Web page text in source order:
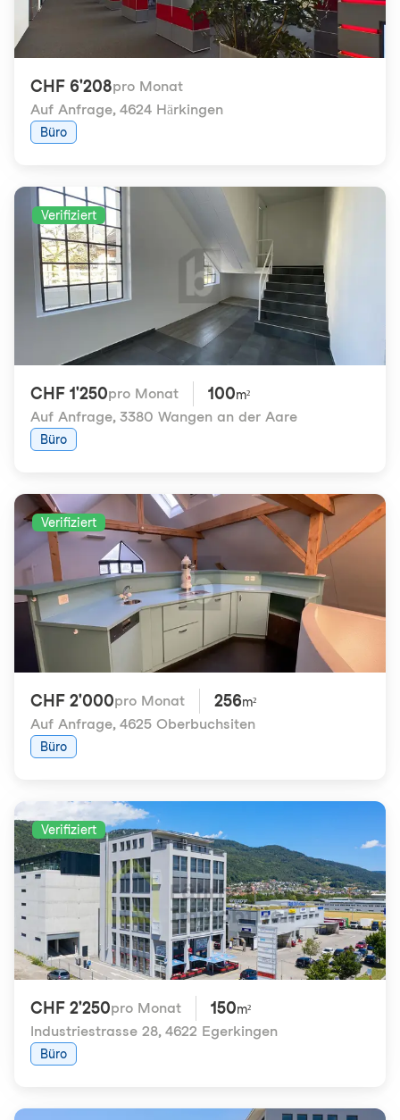
CHF 6'208pro Monat
Auf Anfrage, 4624 Härkingen
Büro
Verifiziert
CHF 1'250pro Monat 100m²
Auf Anfrage, 3380 Wangen an der Aare
Büro
Verifiziert
CHF 2'000pro Monat 256m²
Auf Anfrage, 4625 Oberbuchsiten
Büro
Verifiziert
CHF 2'250pro Monat 150m²
Industriestrasse 28, 4622 Egerkingen
Büro